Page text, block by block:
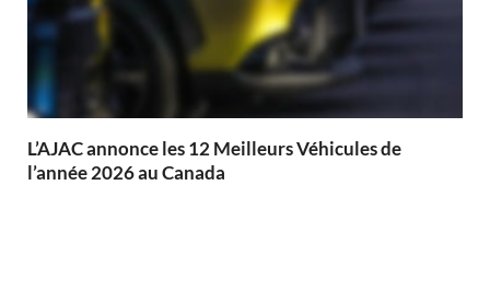
L’AJAC annonce les 12 Meilleurs Véhicules de
l’année 2026 au Canada